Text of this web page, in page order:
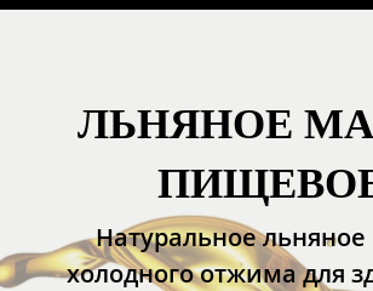
ЛЬНЯНОЕ
Натуральное
холодного отжима для